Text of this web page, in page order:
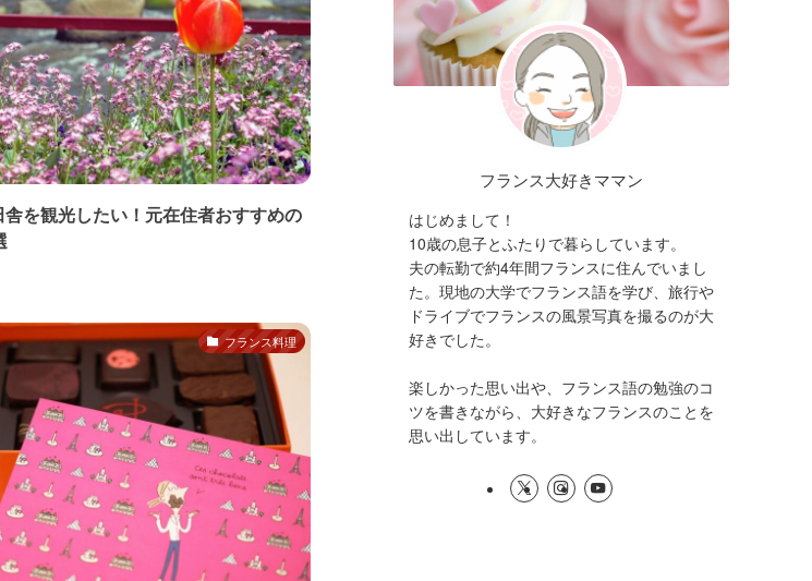
を観光したい！元在住者おすすめの
フランス料理
フランス大好きママン
はじめまして！
10歳の息子とふたりで暮らしています。
夫の転勤で約4年間フランスに住んでいまし
た。現地の大学でフランス語を学び、旅行や
ドライブでフランスの風景写真を撮るのが大
好きでした。
楽しかった思い出や、フランス語の勉強のコ
ツを書きながら、大好きなフランスのことを
思い出しています。